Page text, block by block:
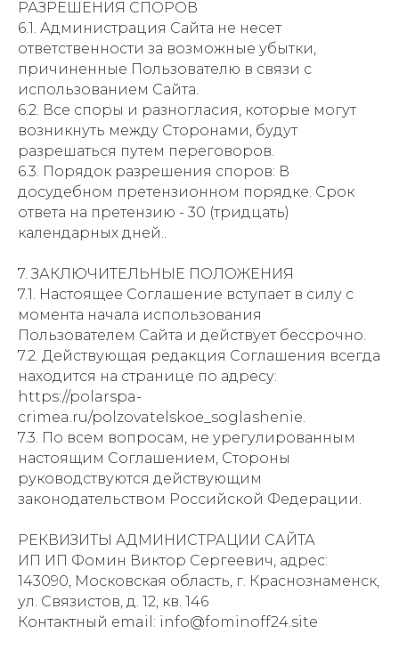
РАЗРЕШЕНИЯ СПОРОВ
6.1. Администрация Сайта не несет
ответственности за возможные убытки,
причиненные Пользователю в связи с
использованием Сайта.
6.2. Все споры и разногласия, которые могут
возникнуть между Сторонами, будут
разрешаться путем переговоров.
6.3. Порядок разрешения споров: В
досудебном претензионном порядке. Срок
ответа на претензию - 30 (тридцать)
календарных дней..
7. ЗАКЛЮЧИТЕЛЬНЫЕ ПОЛОЖЕНИЯ
7.1. Настоящее Соглашение вступает в силу с
момента начала использования
Пользователем Сайта и действует бессрочно.
7.2. Действующая редакция Соглашения всегда
находится на странице по адресу:
https://polarspa-
crimea.ru/polzovatelskoe_soglashenie.
7.3. По всем вопросам, не урегулированным
настоящим Соглашением, Стороны
руководствуются действующим
законодательством Российской Федерации.
РЕКВИЗИТЫ АДМИНИСТРАЦИИ САЙТА
ИП ИП Фомин Виктор Сергеевич, адрес:
143090, Московская область, г. Краснознаменск,
ул. Связистов, д. 12, кв. 146
Контактный email: info@fominoff24.site